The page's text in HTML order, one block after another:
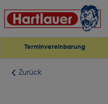
Terminvereinbarung
Zurück